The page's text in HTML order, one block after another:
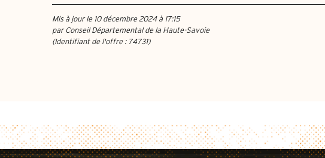
Mis à jour le 10 décembre 2024 à 17:15
par Conseil Départemental de la Haute-Savoie
(Identifiant de l'offre : 74731)